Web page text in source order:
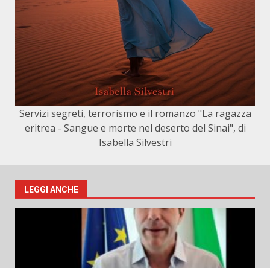
Servizi segreti, terrorismo e il romanzo "La ragazza
eritrea - Sangue e morte nel deserto del Sinai", di
Isabella Silvestri
LEGGI ANCHE